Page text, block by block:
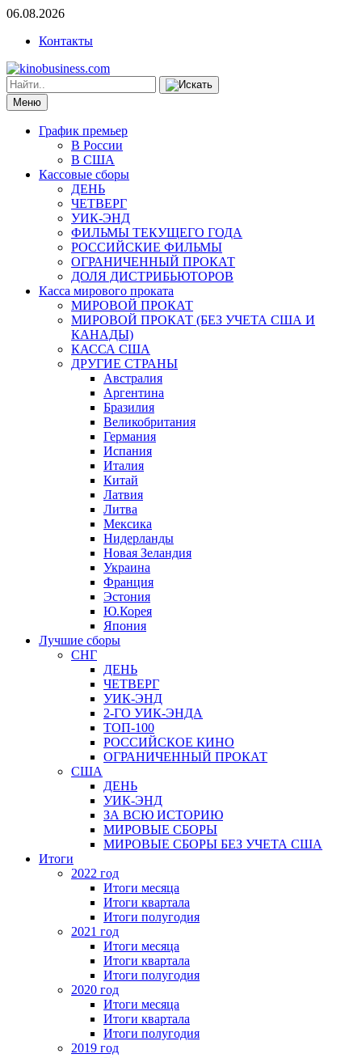
06.08.2026
Контакты
Меню
График премьер
В России
В США
Кассовые сборы
ДЕНЬ
ЧЕТВЕРГ
УИК-ЭНД
ФИЛЬМЫ ТЕКУЩЕГО ГОДА
РОССИЙСКИЕ ФИЛЬМЫ
ОГРАНИЧЕННЫЙ ПРОКАТ
ДОЛЯ ДИСТРИБЬЮТОРОВ
Касса мирового проката
МИРОВОЙ ПРОКАТ
МИРОВОЙ ПРОКАТ (БЕЗ УЧЕТА США И
КАНАДЫ)
КАССА США
ДРУГИЕ СТРАНЫ
Австралия
Аргентина
Бразилия
Великобритания
Германия
Испания
Италия
Китай
Латвия
Литва
Мексика
Нидерланды
Новая Зеландия
Украина
Франция
Эстония
Ю.Корея
Япония
Лучшие сборы
СНГ
ДЕНЬ
ЧЕТВЕРГ
УИК-ЭНД
2-ГО УИК-ЭНДА
ТОП-100
РОССИЙСКОЕ КИНО
ОГРАНИЧЕННЫЙ ПРОКАТ
США
ДЕНЬ
УИК-ЭНД
ЗА ВСЮ ИСТОРИЮ
МИРОВЫЕ СБОРЫ
МИРОВЫЕ СБОРЫ БЕЗ УЧЕТА США
Итоги
2022 год
Итоги месяца
Итоги квартала
Итоги полугодия
2021 год
Итоги месяца
Итоги квартала
Итоги полугодия
2020 год
Итоги месяца
Итоги квартала
Итоги полугодия
2019 год